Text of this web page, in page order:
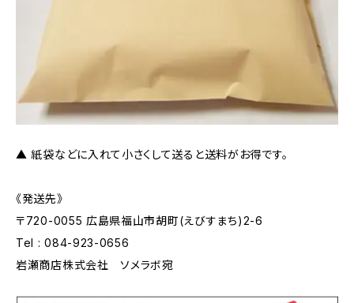
▲ 紙袋などに入れて小さくして送ると送料がお得です。
《発送先》
〒720-0055 広島県福山市胡町(えびすまち)2-6
Tel : 084-923-0656
岩瀬商店株式会社 ソメラボ宛